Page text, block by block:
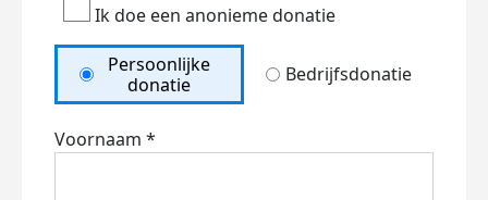
Ik doe een anonieme donatie
Persoonlijke
donatie
Bedrijfsdonatie
Voornaam *